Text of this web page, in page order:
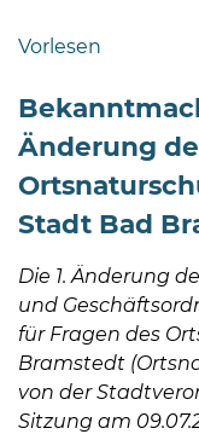
Bramstedt
24576 Bad
Bramstedt
04192-
506-
Mo,
Di,
Fr
08
Vorlesen
Änderung
Stadt Bad
Die 1. Änderung
und
für Fragen des
Bramstedt
von der
Sitzung am